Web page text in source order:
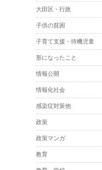
大田区・行政
子供の貧困
子育て支援・待機児童
形になったこと
情報公開
情報化社会
感染症対策他
政策
政策マンガ
教育